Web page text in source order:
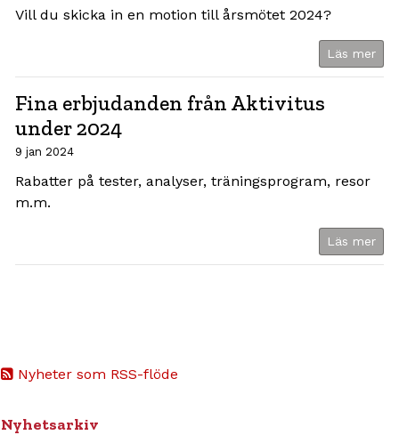
Nyheter som RSS-flöde
Nyhetsarkiv
Vill du skicka in en motion till årsmötet 2024?
Läs mer
Fina erbjudanden från Aktivitus
under 2024
9 jan 2024
Rabatter på tester, analyser, träningsprogram, resor
m.m.
Läs mer